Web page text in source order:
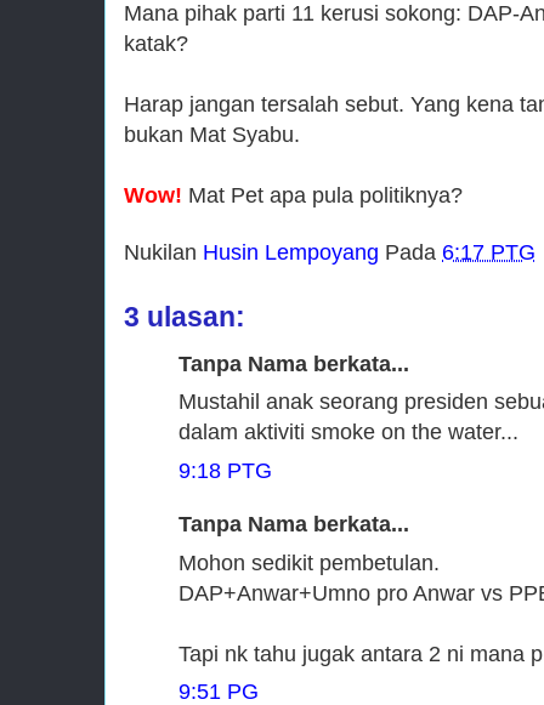
Mana pihak parti 11 kerusi sokong: DAP-
katak?
Harap jangan tersalah sebut. Yang kena
bukan Mat Syabu.
Wow! Mat Pet apa pula politiknya?
Nukilan Husin Lempoyang Pada 6:17 PTG
3 ulasan:
Tanpa Nama berkata...
Mustahil anak seorang presiden
dalam aktiviti smoke on the water...
9:18 PTG
Tanpa Nama berkata...
Mohon sedikit pembetulan.
DAP+Anwar+Umno pro Anwar vs
Tapi nk tahu jugak antara 2 ni mana
9:51 PG